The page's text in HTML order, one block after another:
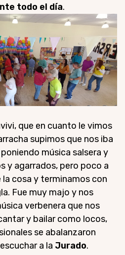
todo el día.
que en cuanto le vimos
supimos que nos iba
música salsera y
y agarrados, pero poco a
cosa y terminamos con
Fue muy majo y nos
verbenera que nos
y bailar como locos,
se abalanzaron
a la Jurado.